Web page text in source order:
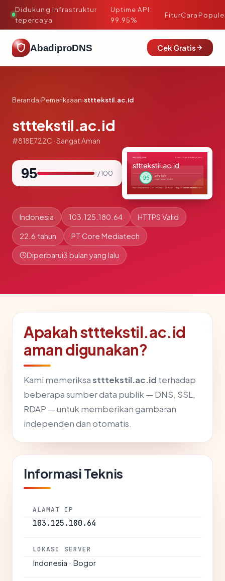
Didukung infrastruktur
tepercaya
·
Uptime API:
99.95%
FiturCara
AbadiproDNS Cek Gratis
Beranda›Pemeriksaan›stttekstil.ac.id
stttekstil.ac.id
#818E722C · Sangat Aman
95 / 100
Indonesia 103.125.180.64 HTTPS Valid
22.6 tahun PT Core Mediatech
Diperbarui3 bulan yang lalu
Apakah stttekstil.ac.id
aman digunakan?
Kami memeriksastttekstil.ac.id terhadap
beberapa sumber data publik — DNS, SSL,
RDAP — untuk memberikan gambaran
independen dan otomatis.
Informasi Teknis
ALAMAT IP
103.125.180.64
LOKASI SERVER
Indonesia · Bogor